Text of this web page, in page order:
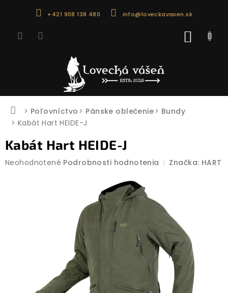
+421 908 138 480 info@loveckavasen.sk
Domov
Poľovníctvo Pánske oblečenie
Bundy
Kabát Hart HEIDE-J
Kabát Hart HEIDE-J
Priemerné
Neohodnotené Podrobnosti hodnotenia Značka: HART